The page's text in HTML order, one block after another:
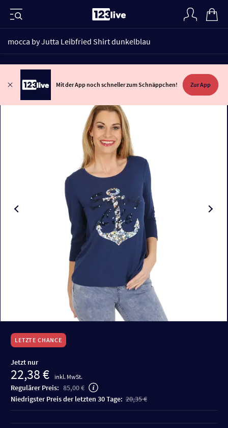
mocca by Jutta Leibfried Shirt dunkelblau
Mit der App noch schneller zum Schnäppchen! Zur App
LETZTE CHANCE
Jetzt nur
22,38 € inkl. MwSt.
Regulärer Preis: 85,00 €
niedrigster Preis der letzten 30 Tage: 20,35 €